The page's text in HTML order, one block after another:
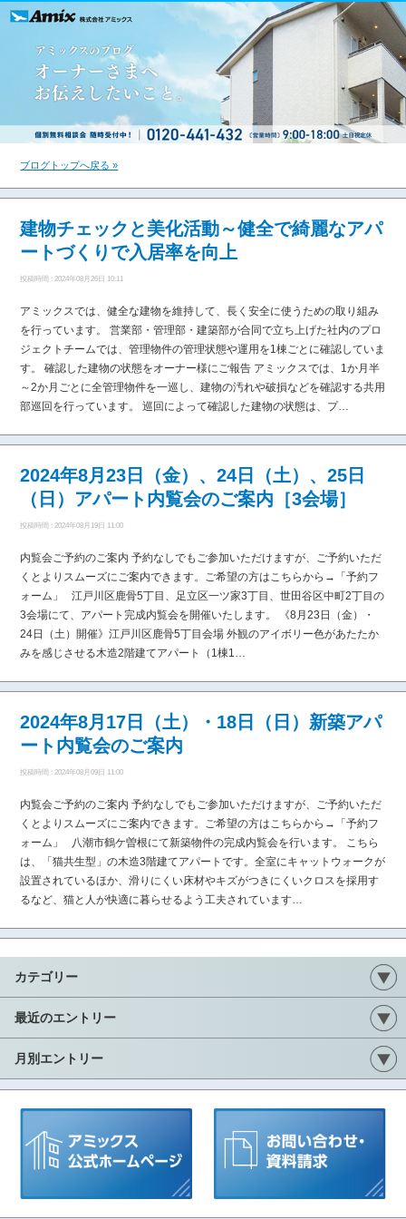
ブログトップへ戻る »
建物チェックと美化活動～健全で綺麗なアパ
ートづくりで入居率を向上
投稿時間 : 2024年08月26日 10:11
アミックスでは、健全な建物を維持して、長く安全に使うための取り組み
を行っています。 営業部・管理部・建築部が合同で立ち上げた社内のプロ
ジェクトチームでは、管理物件の管理状態や運用を1棟ごとに確認していま
す。 確認した建物の状態をオーナー様にご報告 アミックスでは、1か月半
～2か月ごとに全管理物件を一巡し、建物の汚れや破損などを確認する共用
部巡回を行っています。 巡回によって確認した建物の状態は、プ…
2024年8月23日（金）、24日（土）、25日
（日）アパート内覧会のご案内［3会場］
投稿時間 : 2024年08月19日 11:00
内覧会ご予約のご案内 予約なしでもご参加いただけますが、ご予約いただ
くとよりスムーズにご案内できます。ご希望の方はこちらから→「予約フ
ォーム」 江戸川区鹿骨5丁目、足立区一ツ家3丁目、世田谷区中町2丁目の
3会場にて、アパート完成内覧会を開催いたします。 《8月23日（金）・
24日（土）開催》江戸川区鹿骨5丁目会場 外観のアイボリー色があたたか
みを感じさせる木造2階建てアパート（1棟1…
2024年8月17日（土）・18日（日）新築アパ
ート内覧会のご案内
投稿時間 : 2024年08月09日 11:00
内覧会ご予約のご案内 予約なしでもご参加いただけますが、ご予約いただ
くとよりスムーズにご案内できます。ご希望の方はこちらから→「予約フ
ォーム」 八潮市鶴ケ曽根にて新築物件の完成内覧会を行います。 こちら
は、「猫共生型」の木造3階建てアパートです。全室にキャットウォークが
設置されているほか、滑りにくい床材やキズがつきにくいクロスを採用す
るなど、猫と人が快適に暮らせるよう工夫されています…
カテゴリー
最近のエントリー
月別エントリー